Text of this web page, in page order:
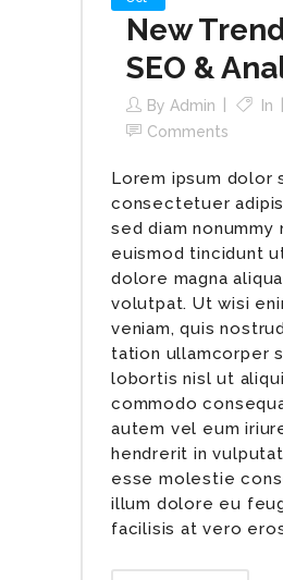
New
SEO &
By Admin
In
Comments
Lorem ipsum dolor
consectetuer
sed diam nonummy
euismod tincidunt
dolore magna
volutpat. Ut wisi
veniam, quis
tation ullamcorper
lobortis nisl ut
commodo
autem vel eum
hendrerit in
esse molestie
illum dolore eu
facilisis at vero